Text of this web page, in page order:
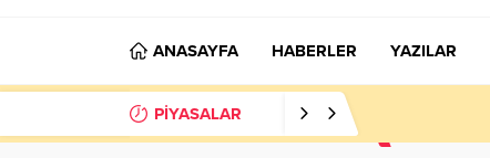
ANASAYFA HABERLER YAZILAR
PİYASALAR